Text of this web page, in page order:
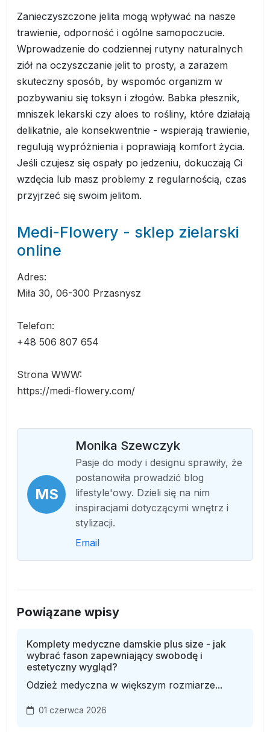
Zanieczyszczone jelita mogą wpływać na nasze
trawienie, odporność i ogólne samopoczucie.
Wprowadzenie do codziennej rutyny naturalnych
ziół na oczyszczanie jelit to prosty, a zarazem
skuteczny sposób, by wspomóc organizm w
pozbywaniu się toksyn i złogów. Babka płesznik,
mniszek lekarski czy aloes to rośliny, które działają
delikatnie, ale konsekwentnie - wspierają trawienie,
regulują wypróżnienia i poprawiają komfort życia.
Jeśli czujesz się ospały po jedzeniu, dokuczają Ci
wzdęcia lub masz problemy z regularnością, czas
przyjrzeć się swoim jelitom.
Medi-Flowery - sklep zielarski
online
Adres:
Miła 30, 06-300 Przasnysz
Telefon:
+48 506 807 654
Strona WWW:
https://medi-flowery.com/
MS
Monika Szewczyk
Pasje do mody i designu sprawiły, że
postanowiła prowadzić blog
lifestyle'owy. Dzieli się na nim
inspiracjami dotyczącymi wnętrz i
stylizacji.
Email
Powiązane wpisy
Komplety medyczne damskie plus size - jak
wybrać fason zapewniający swobodę i
estetyczny wygląd?
Odzież medyczna w większym rozmiarze...
01 czerwca 2026